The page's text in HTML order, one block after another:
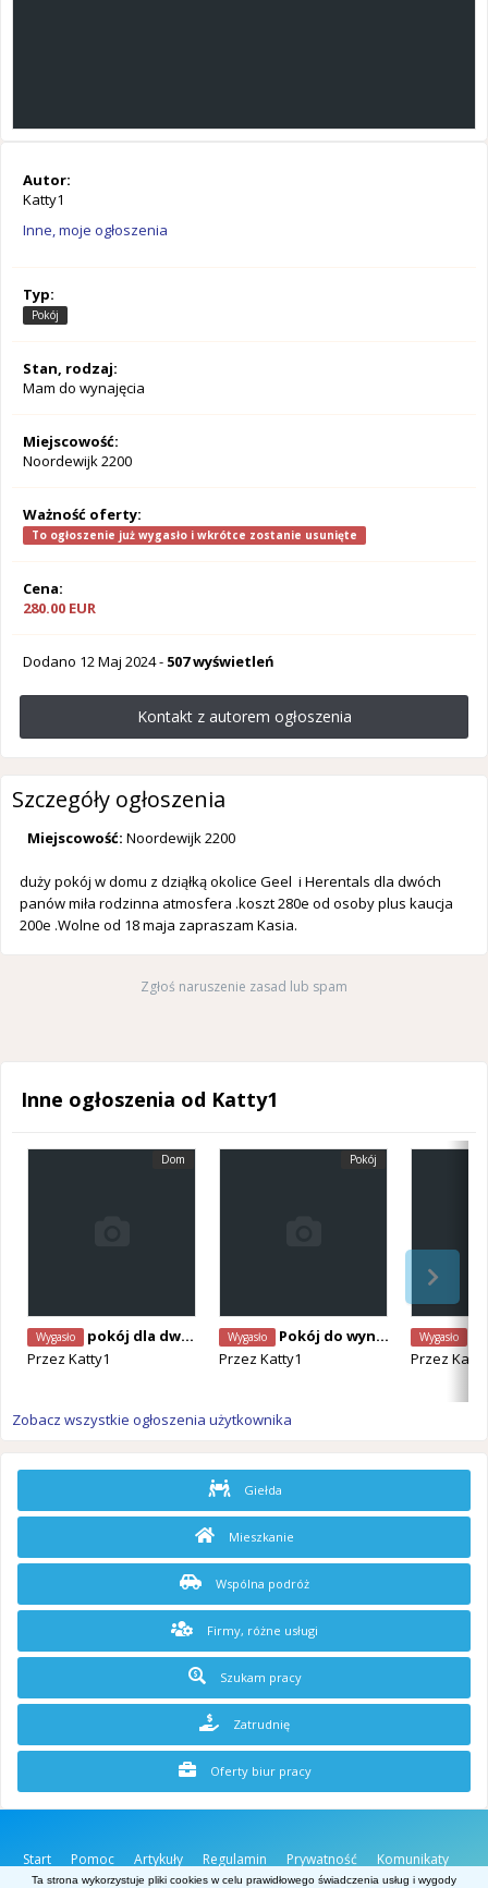
Autor:
Katty1
Inne, moje ogłoszenia
Typ:
Pokój
Stan, rodzaj:
Mam do wynajęcia
Miejscowość:
Noordewijk 2200
Ważność oferty:
To ogłoszenie już wygasło i wkrótce zostanie usunięte
Cena:
280.00 EUR
Dodano 12 Maj 2024- 507 wyświetleń
Kontakt z autorem ogłoszenia
Szczegóły ogłoszenia
Miejscowość: Noordewijk 2200
duży pokój w domu z dziąłką okolice Geel i Herentals dla dwóch
panów miła rodzinna atmosfera .koszt 280e od osoby plus kaucja
200e .Wolne od 18 maja zapraszam Kasia.
Zgłoś naruszenie zasad lub spam
Inne ogłoszenia od Katty1
Dom
Wygasło
pokój dla dwóch panów
Przez Katty1
Pokój
Wygasło
Pokój do wynajęcia
Przez Katty1
Wygasło
Przez
Zobacz wszystkie ogłoszenia użytkownika
Giełda
Mieszkanie
Wspólna podróż
Firmy, różne usługi
Szukam pracy
Zatrudnię
Oferty biur pracy
Start Pomoc Artykuły Regulamin Prywatność
Komunikaty
O stronie
Kontakt
Ta strona wykorzystuje pliki cookies w celu prawidłowego świadczenia usług i wygody